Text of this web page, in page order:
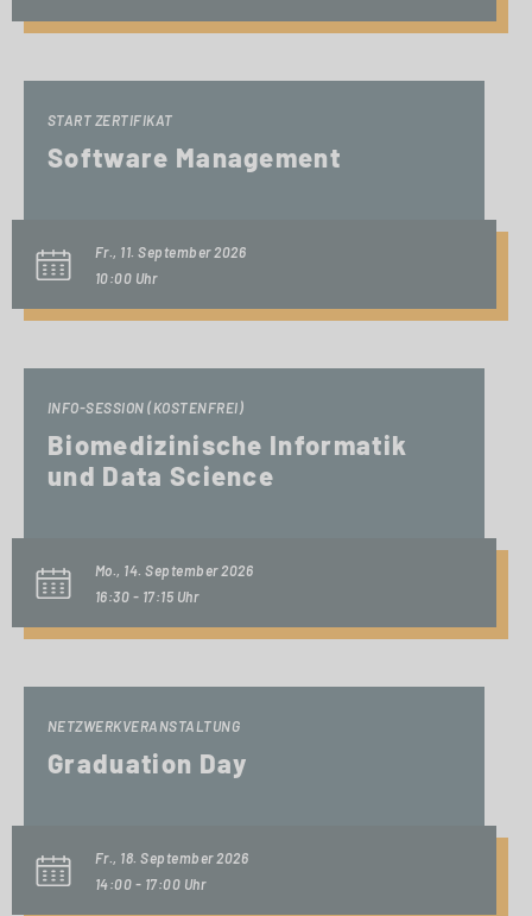
START ZERTIFIKAT
Software Management
Fr., 11. September 2026
10:00 Uhr
INFO-SESSION (KOSTENFREI)
Biomedizinische Informatik
und Data Science
Mo., 14. September 2026
16:30 - 17:15 Uhr
NETZWERKVERANSTALTUNG
Graduation Day
Fr., 18. September 2026
14:00 - 17:00 Uhr